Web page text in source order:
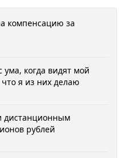
компенсацию за
когда видят мой
я из них делаю
дистанционным
рублей